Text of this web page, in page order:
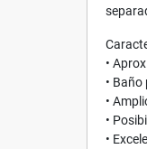
•
•
•
•
•